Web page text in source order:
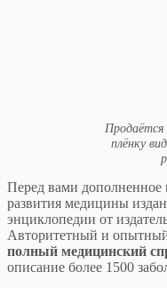
Продаётся
плёнку
Перед вами дополненное
развития медицины
энциклопедии от
Авторитетный и опытный
полный медицинский
описание более 1500